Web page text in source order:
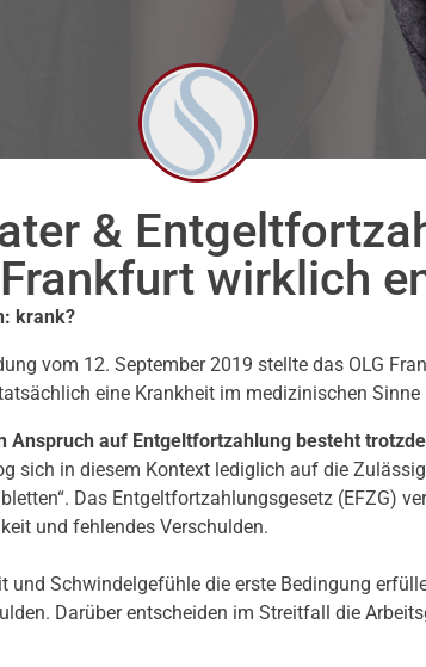
&
wirklich
krank?
vom 12. September 2019 stellte das OLG
eine Krankheit im medizinischen Sinne
Anspruch auf Entgeltfortzahlung besteht
sich in diesem Kontext lediglich auf die
Das Entgeltfortzahlungsgesetz (EFZG)
und fehlendes Verschulden.
und Schwindelgefühle die erste Bedingung
Darüber entscheiden im Streitfall die